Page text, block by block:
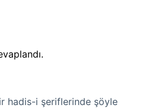
hadis-i şeriflerinde şöyle